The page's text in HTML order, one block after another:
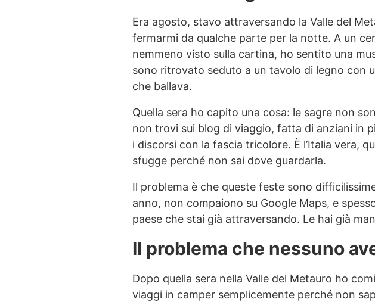
Era agosto, stavo attraversando la Valle del
fermarmi da qualche parte per la notte. A un
nemmeno visto sulla cartina, ho sentito una
sono ritrovato seduto a un tavolo di legno
che ballava.
Quella sera ho capito una cosa: le sagre non
non trovi sui blog di viaggio, fatta di anziani in
i discorsi con la fascia tricolore. È l’Italia vera,
sfugge perché non sai dove guardarla.
Il problema è che queste feste sono
anno, non compaiono su Google Maps, e
paese che stai già attraversando. Le hai già
Il problema che nessuno
Dopo quella sera nella Valle del Metauro ho
viaggi in camper semplicemente perché non